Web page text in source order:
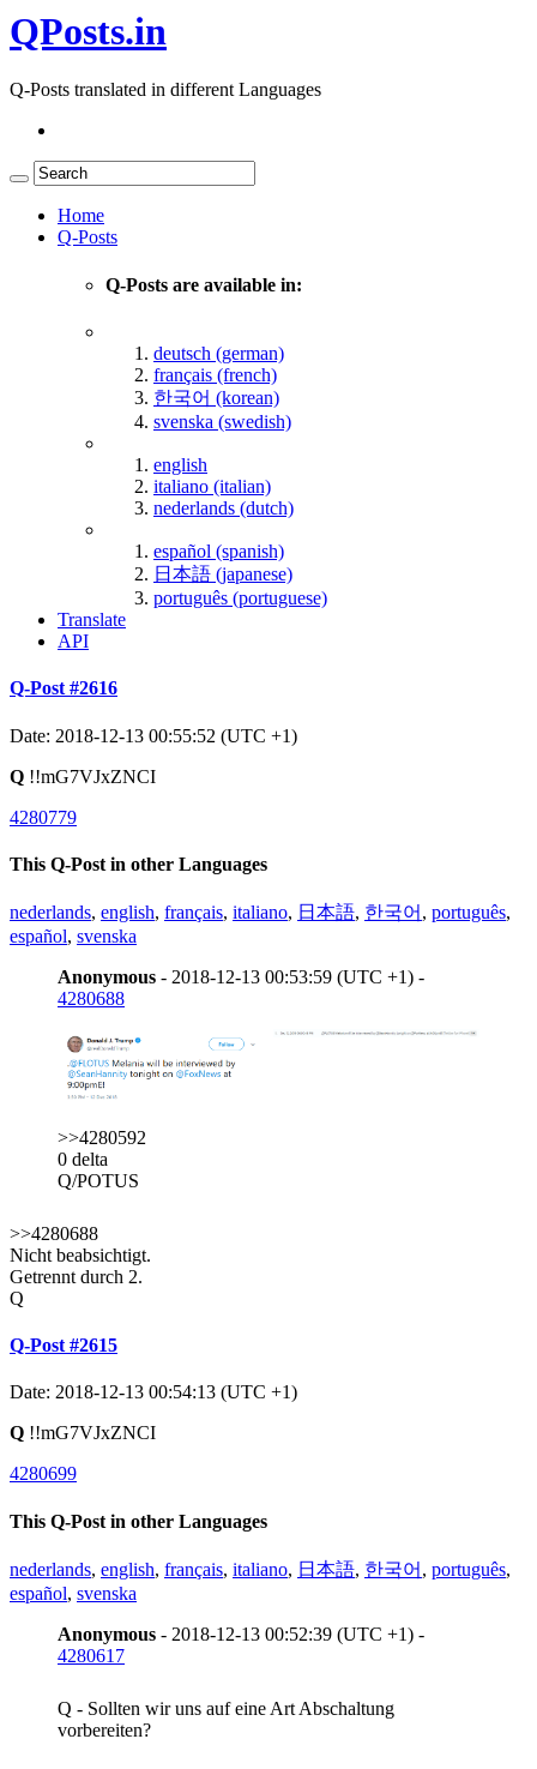
QPosts.in
Q-Posts translated in different Languages
Home
Q-Posts
Q-Posts are available in:
deutsch (german)
français (french)
한국어 (korean)
svenska (swedish)
english
italiano (italian)
nederlands (dutch)
español (spanish)
日本語 (japanese)
português (portuguese)
Translate
API
Q-Post #2616
Date: 2018-12-13 00:55:52 (UTC +1)
Q !!mG7VJxZNCI
4280779
This Q-Post in other Languages
nederlands, english, français, italiano, 日本語, 한국어 , português,
español, svenska
Anonymous - 2018-12-13 00:53:59 (UTC +1) -
4280688
>>4280592
0 delta
Q/POTUS
>>4280688
Nicht beabsichtigt.
Getrennt durch 2.
Q
Q-Post #2615
Date: 2018-12-13 00:54:13 (UTC +1)
Q !!mG7VJxZNCI
4280699
This Q-Post in other Languages
nederlands, english, français, italiano, 日本語, 한국어 , português,
español, svenska
Anonymous - 2018-12-13 00:52:39 (UTC +1) -
4280617
Q - Sollten wir uns auf eine Art Abschaltung
vorbereiten?